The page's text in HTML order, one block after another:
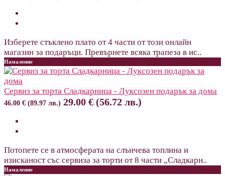
Изберете стъклено плато от 4 части от този онлайн
магазин за подаръци. Превърнете всяка трапеза в ис..
Намаление
Сервиз за торта Сладкарница - Луксозен подарък за дома
46.00 € (89.97 лв.) 29.00 € (56.72 лв.)
Потопете се в атмосферата на слънчева топлина и
изисканост със сервиза за торти от 8 части „Сладкарн..
Намаление